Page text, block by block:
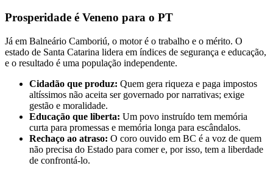
Prosperidade é Veneno para o PT
Já em Balneário Camboriú, o motor é o trabalho e o mérito. O
estado de Santa Catarina lidera em índices de segurança e educação,
e o resultado é uma população independente.
Cidadão que produz: Quem gera riqueza e paga impostos
altíssimos não aceita ser governado por narrativas; exige
gestão e moralidade.
Educação que liberta: Um povo instruído tem memória
curta para promessas e memória longa para escândalos.
Rechaço ao atraso: O coro ouvido em BC é a voz de quem
não precisa do Estado para comer e, por isso, tem a liberdade
de confrontá-lo.